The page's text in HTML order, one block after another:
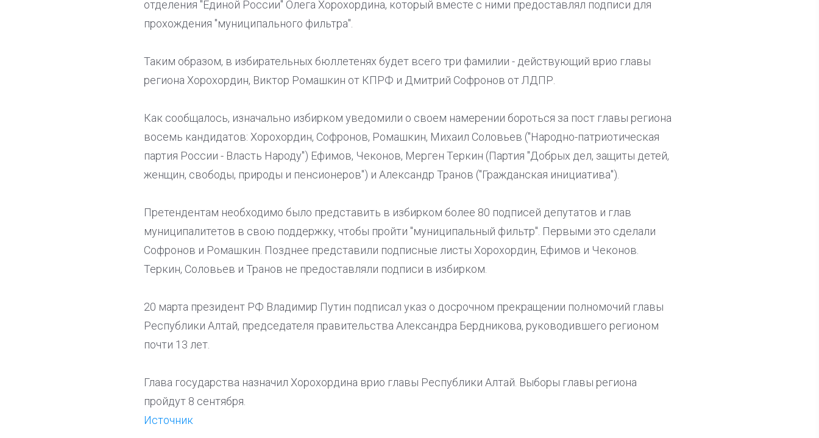
отделения "Единой России" Олега Хорохордина, который вместе с ними предоставлял подписи для
прохождения "муниципального фильтра".
Таким образом, в избирательных бюллетенях будет всего три фамилии - действующий врио главы
региона Хорохордин, Виктор Ромашкин от КПРФ и Дмитрий Софронов от ЛДПР.
Как сообщалось, изначально избирком уведомили о своем намерении бороться за пост главы региона
восемь кандидатов: Хорохордин, Софронов, Ромашкин, Михаил Соловьев ("Народно-патриотическая
партия России - Власть Народу") Ефимов, Чеконов, Мерген Теркин (Партия "Добрых дел, защиты детей,
женщин, свободы, природы и пенсионеров") и Александр Транов ("Гражданская инициатива").
Претендентам необходимо было представить в избирком более 80 подписей депутатов и глав
муниципалитетов в свою поддержку, чтобы пройти "муниципальный фильтр". Первыми это сделали
Софронов и Ромашкин. Позднее представили подписные листы Хорохордин, Ефимов и Чеконов.
Теркин, Соловьев и Транов не предоставляли подписи в избирком.
20 марта президент РФ Владимир Путин подписал указ о досрочном прекращении полномочий главы
Республики Алтай, председателя правительства Александра Бердникова, руководившего регионом
почти 13 лет.
Глава государства назначил Хорохордина врио главы Республики Алтай. Выборы главы региона
пройдут 8 сентября.
Источник